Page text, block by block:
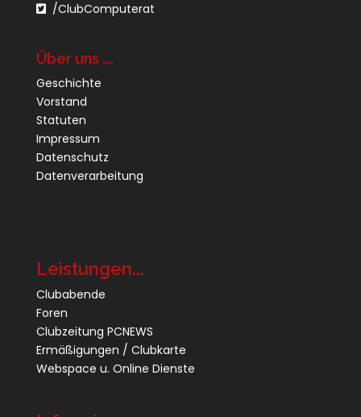
/ClubComputerat
Über uns ….
Geschichte
Vorstand
Statuten
Impressum
Datenschutz
Datenverarbeitung
Leistungen...
Clubabende
Foren
Clubzeitung PCNEWS
Ermäßigungen / Clubkarte
Webspace u. Online Dienste